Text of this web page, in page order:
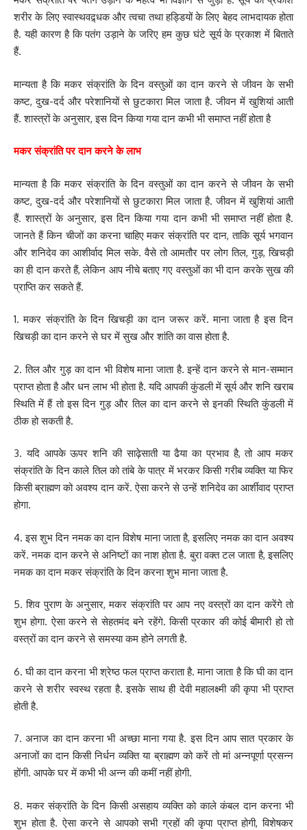
शरीर के लिए स्वास्थवद्र्धक और त्वचा तथा हड्डियों के लिए बेहद लाभदायक होता
है. यही कारण है कि पतंग उड़ाने के जरिए हम कुछ घंटे सूर्य के प्रकाश में बिताते
हैं.
मान्यता है कि मकर संक्रांति के दिन वस्तुओं का दान करने से जीवन के सभी
कष्ट, दुख-दर्द और परेशानियों से छुटकारा मिल जाता है. जीवन में खुशियां आती
हैं. शास्त्रों के अनुसार, इस दिन किया गया दान कभी भी समाप्त नहीं होता है
मकर संक्रांति पर दान करने के लाभ
मान्यता है कि मकर संक्रांति के दिन वस्तुओं का दान करने से जीवन के सभी
कष्ट, दुख-दर्द और परेशानियों से छुटकारा मिल जाता है. जीवन में खुशियां आती
हैं. शास्त्रों के अनुसार, इस दिन किया गया दान कभी भी समाप्त नहीं होता है.
जानते हैं किन चीजों का करना चाहिए मकर संक्रांति पर दान, ताकि सूर्य भगवान
और शनिदेव का आशीर्वाद मिल सके. वैसे तो आमतौर पर लोग तिल, गुड़, खिचड़ी
का ही दान करते हैं, लेकिन आप नीचे बताए गए वस्तुओं का भी दान करके सुख की
प्राप्ति कर सकते हैं.
1. मकर संक्रांति के दिन खिचड़ी का दान जरूर करें. माना जाता है इस दिन
खिचड़ी का दान करने से घर में सुख और शांति का वास होता है.
2. तिल और गुड़ का दान भी विशेष माना जाता है. इन्हें दान करने से मान-सम्मान
प्राप्त होता है और धन लाभ भी होता है. यदि आपकी कुंडली में सूर्य और शनि खराब
स्थिति में हैं तो इस दिन गुड़ और तिल का दान करने से इनकी स्थिति कुंडली में
ठीक हो सकती है.
3. यदि आपके ऊपर शनि की साढ़ेसाती या ढैया का प्रभाव है, तो आप मकर
संक्रांति के दिन काले तिल को तांबे के पात्र में भरकर किसी गरीब व्यक्ति या फिर
किसी ब्राह्मण को अवश्य दान करें. ऐसा करने से उन्हें शनिदेव का आर्शीवाद प्राप्त
होगा.
4. इस शुभ दिन नमक का दान विशेष माना जाता है, इसलिए नमक का दान अवश्य
करें. नमक दान करने से अनिष्टों का नाश होता है. बुरा वक्त टल जाता है, इसलिए
नमक का दान मकर संक्रांति के दिन करना शुभ माना जाता है.
5. शिव पुराण के अनुसार, मकर संक्रांति पर आप नए वस्त्रों का दान करेंगे तो
शुभ होगा. ऐसा करने से सेहतमंद बने रहेंगे. किसी प्रकार की कोई बीमारी हो तो
वस्त्रों का दान करने से समस्या कम होने लगती है.
6. घी का दान करना भी श्रेष्ठ फल प्राप्त कराता है. माना जाता है कि घी का दान
करने से शरीर स्वस्थ रहता है. इसके साथ ही देवी महालक्ष्मी की कृपा भी प्राप्त
होती है.
7. अनाज का दान करना भी अच्छा माना गया है. इस दिन आप सात प्रकार के
अनाजों का दान किसी निर्धन व्यक्ति या ब्राह्मण को करें तो मां अन्नपूर्णा प्रसन्न
होंगी. आपके घर में कभी भी अन्न की कमीं नहीं होगी.
8. मकर संक्रांति के दिन किसी असहाय व्यक्ति को काले कंबल दान करना भी
शुभ होता है. ऐसा करने से आपको सभी ग्रहों की कृपा प्राप्त होगी, विशेषकर